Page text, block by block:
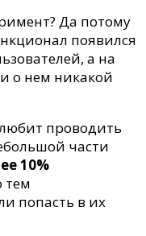
Да потому
появился
а на
о нем никакой
проводить
части
10%
тем
попасть в их